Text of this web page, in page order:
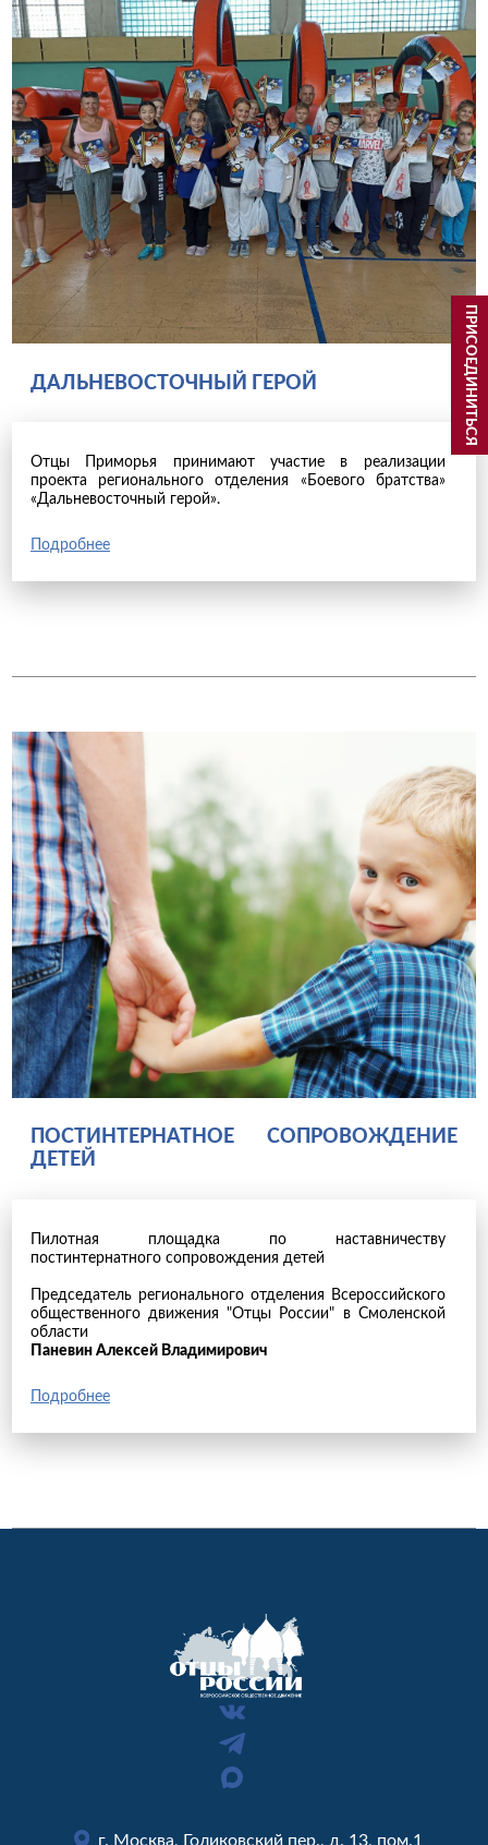
ДАЛЬНЕВОСТОЧНЫЙ ГЕРОЙ
Отцы Приморья принимают участие в реализации
проекта регионального отделения «Боевого братства»
«Дальневосточный герой».
Подробнее
ПОСТИНТЕРНАТНОЕ СОПРОВОЖДЕНИЕ
ДЕТЕЙ
Пилотная площадка по наставничеству
постинтернатного сопровождения детей
Председатель регионального отделения Всероссийского
общественного движения "Отцы России" в Смоленской
области
Паневин Алексей Владимирович
Подробнее
г. Москва, Голиковский пер., д. 13, пом.1
ПРИСОЕДИНИТЬСЯ